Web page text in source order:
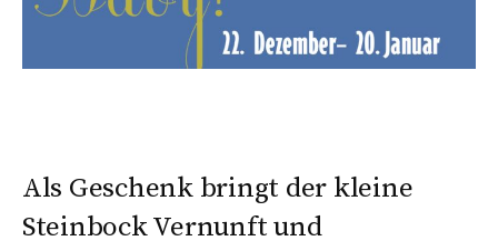
Als Geschenk bringt der kleine
Steinbock Vernunft und